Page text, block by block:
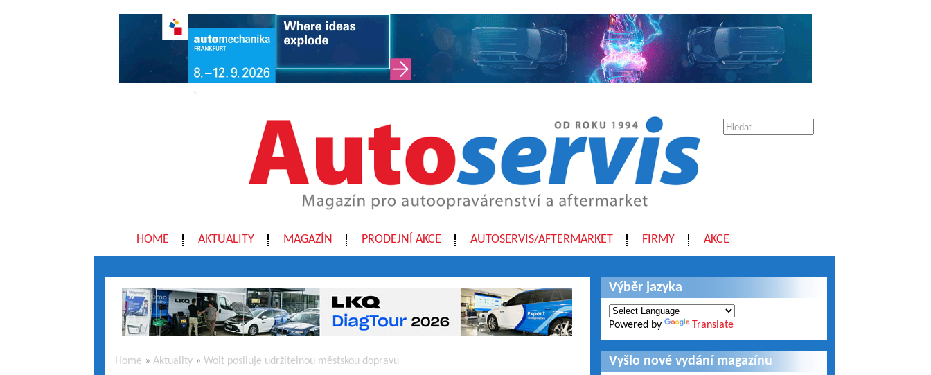
HOME AKTUALITY MAGAZÍN PRODEJNÍ AKCE AUTOSERVIS/AFTERMARKET FIRMY AKCE
Home » Aktuality» Wolt posiluje udržitelnou městskou dopravu
Výběr jazyka
Powered by Translate
Vyšlo nové vydání magazínu